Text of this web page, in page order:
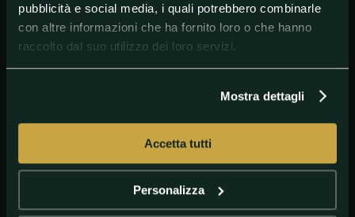
pubblicità e social media, i quali potrebbero combinarle
con altre informazioni che ha fornito loro o che hanno
raccolto dal suo utilizzo dei loro servizi.
Mostra dettagli
Accetta tutti
Personalizza
#SerieC